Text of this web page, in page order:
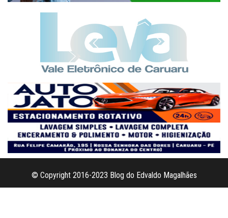
© Copyright 2016-2023 Blog do Edvaldo Magalhães